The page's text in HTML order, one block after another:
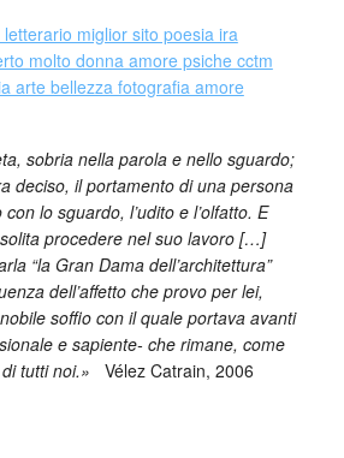
sobria nella parola e nello sguardo;
deciso, il portamento di una persona
lo sguardo, l’udito e l’olfatto. E
procedere nel suo lavoro […]
“la Gran Dama dell’architettura”
dell’affetto che provo per lei,
soffio con il quale portava avanti
e sapiente- che rimane, come
tutti noi.» Vélez Catrain, 2006